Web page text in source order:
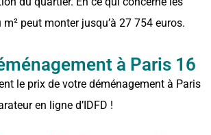
peut monter jusqu’à 27 754 euros.
à Paris 16
le prix de votre déménagement à Paris
en ligne d’IDFD !